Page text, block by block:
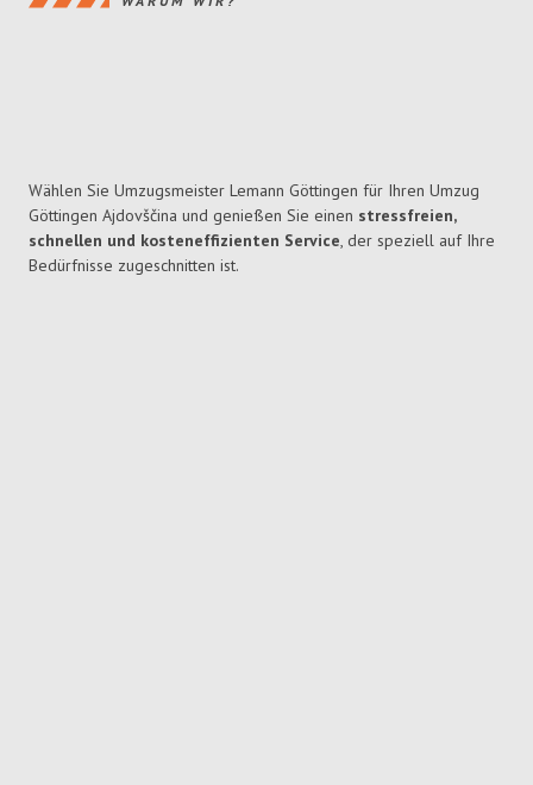
Wählen Sie Umzugsmeister Lemann Göttingen für Ihren Umzug
Göttingen Ajdovščina und genießen Sie einen stressfreien,
schnellen und kosteneffizienten Service, der speziell auf Ihre
Bedürfnisse zugeschnitten ist.